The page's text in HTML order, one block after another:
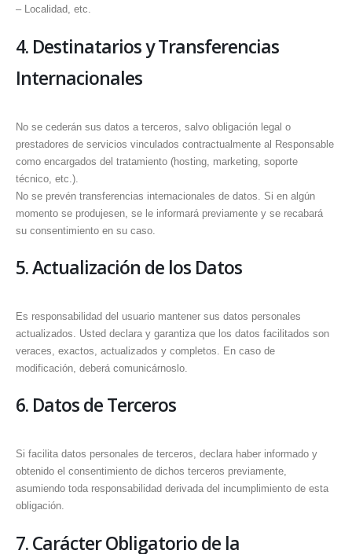
– Localidad, etc.
4. Destinatarios y Transferencias
Internacionales
No se cederán sus datos a terceros, salvo obligación legal o
prestadores de servicios vinculados contractualmente al Responsable
como encargados del tratamiento (hosting, marketing, soporte
técnico, etc.).
No se prevén transferencias internacionales de datos. Si en algún
momento se produjesen, se le informará previamente y se recabará
su consentimiento en su caso.
5. Actualización de los Datos
Es responsabilidad del usuario mantener sus datos personales
actualizados. Usted declara y garantiza que los datos facilitados son
veraces, exactos, actualizados y completos. En caso de
modificación, deberá comunicárnoslo.
6. Datos de Terceros
Si facilita datos personales de terceros, declara haber informado y
obtenido el consentimiento de dichos terceros previamente,
asumiendo toda responsabilidad derivada del incumplimiento de esta
obligación.
7. Carácter Obligatorio de la